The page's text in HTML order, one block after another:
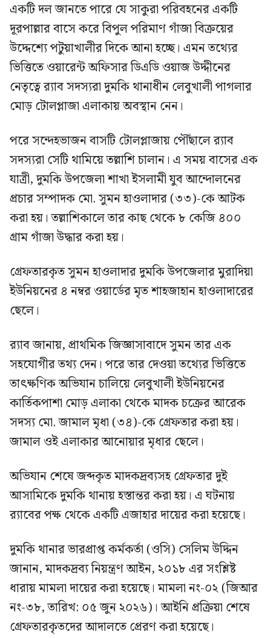
একটি দল জানতে পারে যে সাকুরা পরিবহনের একটি
দূরপাল্লার বাসে করে বিপুল পরিমাণ গাঁজা বিক্রয়ের
উদ্দেশ্যে পটুয়াখালীর দিকে আনা হচ্ছে। এমন তথ্যের
ভিত্তিতে ওয়ারেন্ট অফিসার ডিএডি ওয়াজ উদ্দীনের
নেতৃত্বে র‍্যাব সদস্যরা দুমকি থানাধীন লেবুখালী পাগলার
মোড় টোলপ্লাজা এলাকায় অবস্থান নেন।
পরে সন্দেহভাজন বাসটি টোলপ্লাজায় পৌঁছালে র‍্যাব
সদস্যরা সেটি থামিয়ে তল্লাশি চালান। এ সময় বাসের এক
যাত্রী, দুমকি উপজেলা শাখা ইসলামী যুব আন্দোলনের
প্রচার সম্পাদক মো. সুমন হাওলাদার (৩৩)-কে আটক
করা হয়। তল্লাশিকালে তার কাছ থেকে ৮ কেজি ৪০০
গ্রাম গাঁজা উদ্ধার করা হয়।
গ্রেফতারকৃত সুমন হাওলাদার দুমকি উপজেলার মুরাদিয়া
ইউনিয়নের ৪ নম্বর ওয়ার্ডের মৃত শাহজাহান হাওলাদারের
ছেলে।
র‍্যাব জানায়, প্রাথমিক জিজ্ঞাসাবাদে সুমন তার এক
সহযোগীর তথ্য দেন। পরে তার দেওয়া তথ্যের ভিত্তিতে
তাৎক্ষণিক অভিযান চালিয়ে লেবুখালী ইউনিয়নের
কার্তিকপাশা মোড় এলাকা থেকে মাদক চক্রের আরেক
সদস্য মো. জামাল মৃধা (৩৪)-কে গ্রেফতার করা হয়।
জামাল ওই এলাকার আনোয়ার মৃধার ছেলে।
অভিযান শেষে জব্দকৃত মাদকদ্রব্যসহ গ্রেফতার দুই
আসামিকে দুমকি থানায় হস্তান্তর করা হয়। এ ঘটনায়
র‍্যাবের পক্ষ থেকে একটি এজাহার দায়ের করা হয়েছে।
দুমকি থানার ভারপ্রাপ্ত কর্মকর্তা (ওসি) সেলিম উদ্দিন
জানান, মাদকদ্রব্য নিয়ন্ত্রণ আইন, ২০১৮ এর সংশ্লিষ্ট
ধারায় মামলা দায়ের করা হয়েছে। মামলা নং-০২ (জিআর
নং-৩৮, তারিখ: ০৫ জুন ২০২৬)। আইনি প্রক্রিয়া শেষে
গ্রেফতারকৃতদের আদালতে প্রেরণ করা হয়েছে।